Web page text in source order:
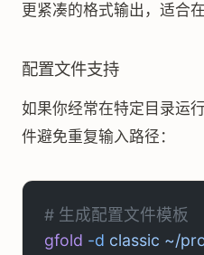
更紧凑的格式输出，适合
配置文件支持
如果你经常在特定目录运
件避免重复输入路径：
# 生成配置文件模板
gfold -d classic ~/